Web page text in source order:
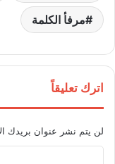
مرفأ الكلمة
اترك تعليقاً
لن يتم نشر عنوان بريدك